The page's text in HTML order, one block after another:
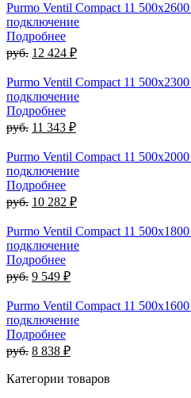
Purmo Ventil Compact 11
подключение
Подробнее
руб. 12 424 ₽
Purmo Ventil Compact 11
подключение
Подробнее
руб. 11 343 ₽
Purmo Ventil Compact 11
подключение
Подробнее
руб. 10 282 ₽
Purmo Ventil Compact 11
подключение
Подробнее
руб. 9 549 ₽
Purmo Ventil Compact 11
подключение
Подробнее
руб. 8 838 ₽
Категории товаров